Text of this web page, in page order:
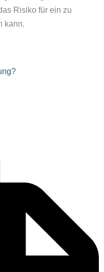
Risiko für ein zu
kann.